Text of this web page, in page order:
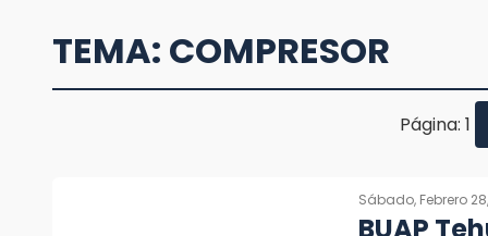
TEMA: COMPRESOR
Página: 1
Sábado, Febrero
BUAP